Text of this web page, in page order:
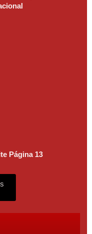
Página 13